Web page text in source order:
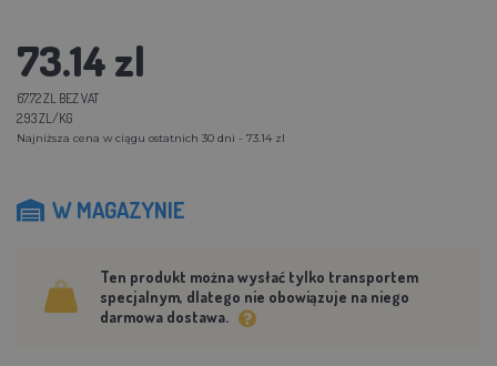
73.14 zl
67.72 ZL BEZ VAT
2.93 ZL/KG
Najniższa cena w ciągu ostatnich 30 dni - 73.14 zl
W MAGAZYNIE
Ten produkt można wysłać tylko transportem
specjalnym, dlatego nie obowiązuje na niego
darmowa dostawa.